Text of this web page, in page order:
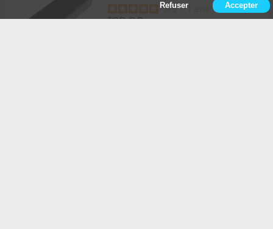
Refuser Accepter
5/5-
129,90